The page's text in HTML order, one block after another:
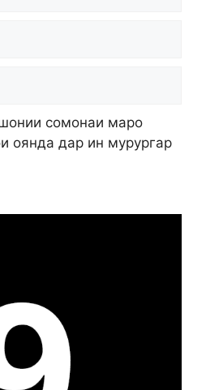
сомонаи маро
оянда дар ин мурургар